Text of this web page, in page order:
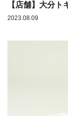
【店舗】大分ト
2023.08.09